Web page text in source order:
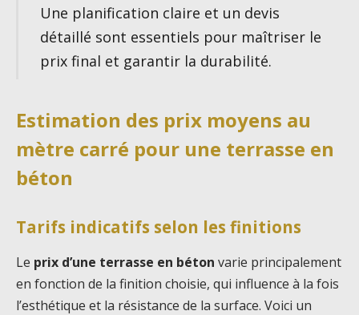
Une planification claire et un devis
détaillé sont essentiels pour maîtriser le
prix final et garantir la durabilité.
Estimation des prix moyens au
mètre carré pour une terrasse en
béton
Tarifs indicatifs selon les finitions
Le prix d’une terrasse en béton varie principalement
en fonction de la finition choisie, qui influence à la fois
l’esthétique et la résistance de la surface. Voici un